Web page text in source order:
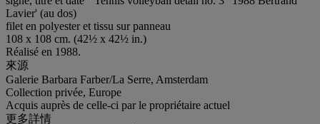
Lavier' (au dos)
filet en polyester et tissu sur panneau
108 x 108 cm. (42½ x 42½ in.)
Réalisé en 1988.
來源
Galerie Barbara Farber/La Serre, Amsterdam
Collection privée, Europe
Acquis auprès de celle-ci par le propriétaire actuel
更多詳情